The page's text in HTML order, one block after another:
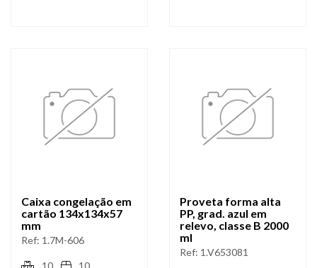
Caixa congelação em
cartão 134x134x57
mm
Ref: 1.7M-606
Proveta forma alta
PP, grad. azul em
relevo, classe B 2000
ml
Ref: 1.V653081